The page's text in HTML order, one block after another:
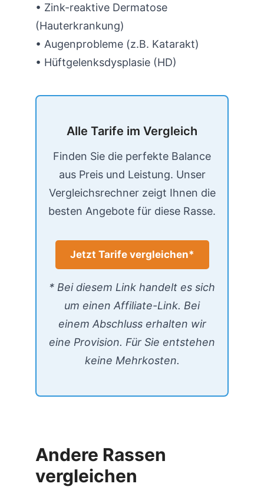
• Zink-reaktive Dermatose
(Hauterkrankung)
• Augenprobleme (z.B. Katarakt)
• Hüftgelenksdysplasie (HD)
Alle Tarife im Vergleich
Finden Sie die perfekte Balance
aus Preis und Leistung. Unser
Vergleichsrechner zeigt Ihnen die
besten Angebote für diese Rasse.
Jetzt Tarife vergleichen*
* Bei diesem Link handelt es sich
um einen Affiliate-Link. Bei
einem Abschluss erhalten wir
eine Provision. Für Sie entstehen
keine Mehrkosten.
Andere Rassen
vergleichen